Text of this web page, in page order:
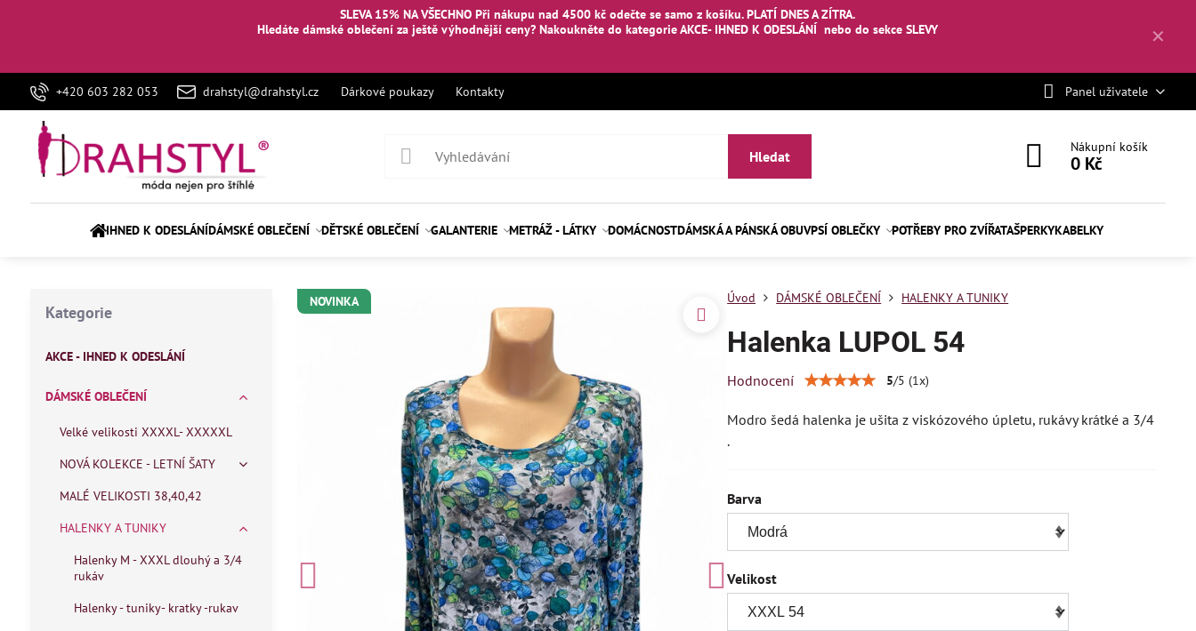
✕
SLEVA 15% NA VŠECHNO Při nákupu nad 4500 kč odečte se samo z košíku. PLATÍ DNES A ZÍTRA.
Hledáte dámské oblečení za ještě výhodnější ceny? Nakouknětedo kategorie AKCE- IHNED K ODESLÁNÍ nebodo sekce SLEVY
+420 603 282 053 drahstyl@drahstyl.cz Dárkové poukazy Kontakty Panel uživatele
Hledat
Nákupní košík
0 Kč
IHNED K ODESLÁNÍDÁMSKÉ OBLEČENÍ DĚTSKÉ OBLEČENÍ GALANTERIE METRÁŽ - LÁTKY DOMÁCNOSTDÁMSKÁ A PÁNSKÁ OBUVPSÍ OBLEČKY POTŘEBY PRO ZVÍŘATAŠPERKYKABELKY
NOVINKA Úvod DÁMSKÉ OBLEČENÍ HALENKY A TUNIKY
Halenka LUPOL 54
Hodnocení 5/5 (1x)
Modro šedá halenka je ušita z viskózového úpletu, rukávy krátké a 3/4
.
Barva
Velikost
Kategorie
AKCE - IHNED K ODESLÁNÍ
DÁMSKÉ OBLEČENÍ
Velké velikosti XXXXL- XXXXXL
NOVÁ KOLEKCE - LETNÍ ŠATY
MALÉ VELIKOSTI 38,40,42
HALENKY A TUNIKY
Halenky M - XXXL dlouhý a 3/4
rukáv
Halenky - tuniky- kratky -rukav